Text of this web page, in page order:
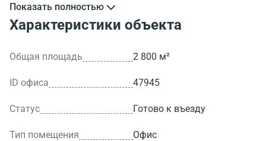
>ID объекта - 47945.
Показать полностью
Характеристики объекта
Общая площадь 2 800 м²
ID офиса 47945
Статус Готово к въезду
Тип помещения Офис